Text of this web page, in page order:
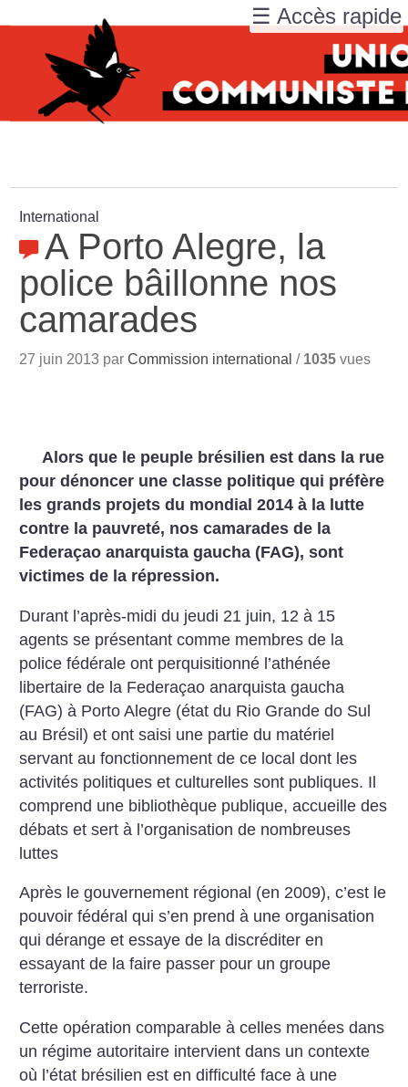
International
A Porto Alegre, la
police bâillonne nos
camarades
27 juin 2013 parCommission international / 1035 vues
Alors que le peuple brésilien est dans la rue
pour dénoncer une classe politique qui préfère
les grands projets du mondial 2014 à la lutte
contre la pauvreté, nos camarades de la
Federaçao anarquista gaucha (FAG), sont
victimes de la répression.
Durant l’après-midi du jeudi 21 juin, 12 à 15
agents se présentant comme membres de la
police fédérale ont perquisitionné l’athénée
libertaire de la Federaçao anarquista gaucha
(FAG) à Porto Alegre (état du Rio Grande do Sul
au Brésil) et ont saisi une partie du matériel
servant au fonctionnement de ce local dont les
activités politiques et culturelles sont publiques. Il
comprend une bibliothèque publique, accueille des
débats et sert à l’organisation de nombreuses
luttes
Après le gouvernement régional (en 2009), c’est le
pouvoir fédéral qui s’en prend à une organisation
qui dérange et essaye de la discréditer en
essayant de la faire passer pour un groupe
terroriste.
Cette opération comparable à celles menées dans
un régime autoritaire intervient dans un contexte
où l’état brésilien est en difficulté face à une
☰ Accès rapide